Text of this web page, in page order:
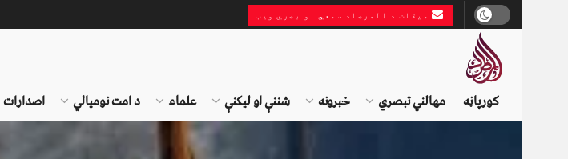
میقات د المرصاد سمعي او بصري ویب
کورپاڼه مهالني تبصري خبرونه شننې او لیکنې علماء د امت نومیالي اصدارات